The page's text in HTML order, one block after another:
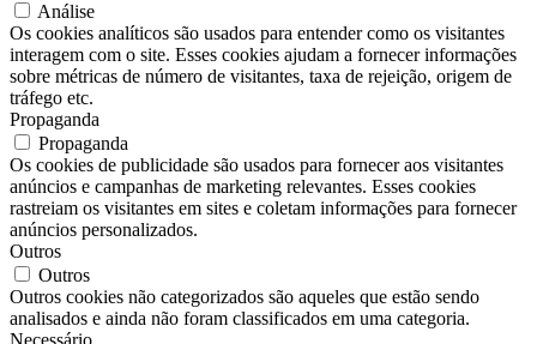
Análise
Os cookies analíticos são usados ​​para entender como os visitantes
interagem com o site. Esses cookies ajudam a fornecer informações
sobre métricas de número de visitantes, taxa de rejeição, origem de
tráfego etc.
Propaganda
Propaganda
Os cookies de publicidade são usados ​​para fornecer aos visitantes
anúncios e campanhas de marketing relevantes. Esses cookies
rastreiam os visitantes em sites e coletam informações para fornecer
anúncios personalizados.
Outros
Outros
Outros cookies não categorizados são aqueles que estão sendo
analisados ​​e ainda não foram classificados em uma categoria.